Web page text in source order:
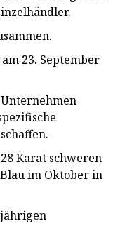
23. September
Karat schweren
im Oktober in